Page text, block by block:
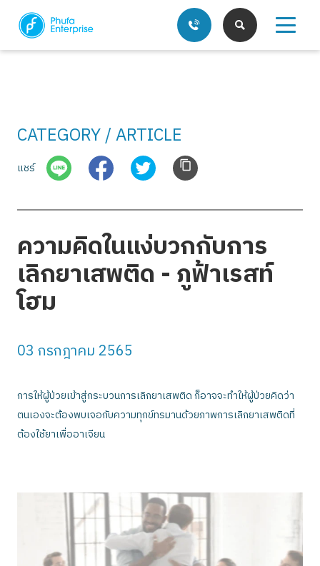
บริการของเรา
บทความ
CATEGORY / ARTICLE
แชร์
ความคิดในแง่บวกกับการ
เลิกยาเสพติด - ภูฟ้าเรสท์
โฮม
03 กรกฎาคม 2565
การให้ผู้ป่วยเข้าสู่กระบวนการเลิกยาเสพติด ก็อาจจะทำให้ผู้ป่วยคิดว่า
ตนเองจะต้องพบเจอกับความทุกข์ทรมานด้วยภาพการเลิกยาเสพติดที่
ต้องใช้ยาเพื่ออาเจียน